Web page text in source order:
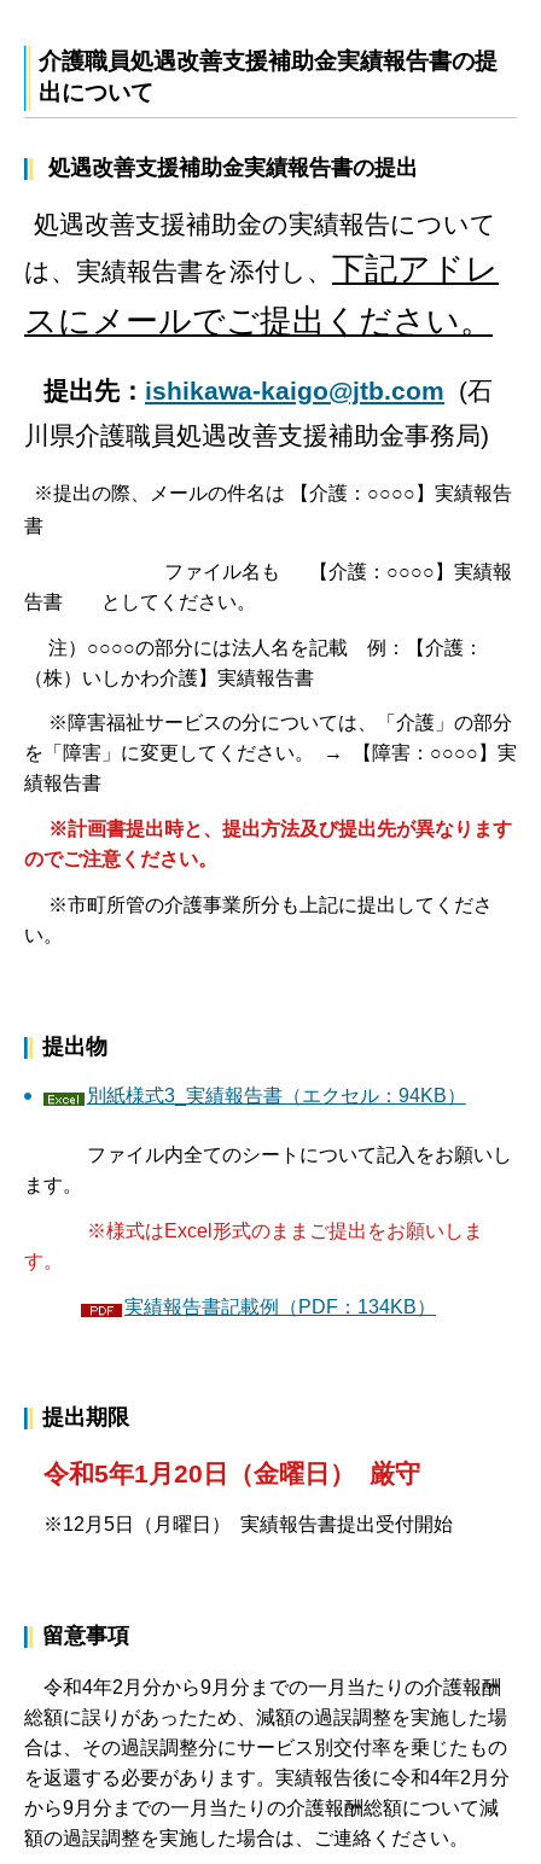
介護職員処遇改善支援補助金実績報告書の提
出について
処遇改善支援補助金実績報告書の提出
処遇改善支援補助金の実績報告について
は、 実績報告書を添付し、 下記アドレ
スにメールでご提出ください。
提出先： ishikawa-kaigo@jtb.com (石
川県介護職員処遇改善支援補助金事務局)
※提出の際、メールの件名は 【介護：○○○○】実績報告
書
ファイル名も 【介護：○○○○】実績報
告書 としてください。
注）○○○○の部分には法人名を記載 例：【介護：
（株）いしかわ介護】実績報告書
※障害福祉サービスの分については、「介護」の部分
を「障害」に変更してください。 → 【障害：○○○○】実
績報告書
※計画書提出時と、提出方法及び提出先が異なります
のでご注意ください。
※市町所管の介護事業所分も上記に提出してくださ
い。
提出物
別紙様式3_実績報告書（エクセル：94KB）
ファイル内全てのシートについて記入をお願いし
ます。
※様式はExcel形式のままご提出をお願いしま
す。
実績報告書記載例（PDF：134KB）
提出期限
令和5年1月20日（金曜日） 厳守
※12月5日（月曜日） 実績報告書提出受付開始
留意事項
令和4年2月分から9月分までの一月当たりの介護報酬
総額に誤りがあったため、減額の過誤調整を実施した場
合は、その過誤調整分にサービス別交付率を乗じたもの
を返還する必要があります。実績報告後に令和4年2月分
から9月分までの一月当たりの介護報酬総額について減
額の過誤調整を実施した場合は、ご連絡ください。